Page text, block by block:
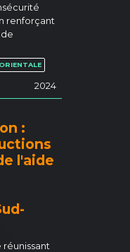
renforçant
2024
:
l'aide
réunissant